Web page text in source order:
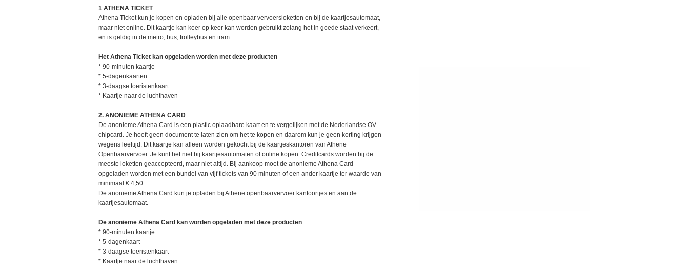
1 ATHENA TICKET
Athena Ticket kun je kopen en opladen bij alle openbaar vervoersloketten en bij de kaartjesautomaat,
maar niet online. Dit kaartje kan keer op keer kan worden gebruikt zolang het in goede staat verkeert,
en is geldig in de metro, bus, trolleybus en tram.
Het Athena Ticket kan opgeladen worden met deze producten
* 90-minuten kaartje
* 5-dagenkaarten
* 3-daagse toeristenkaart
* Kaartje naar de luchthaven
2. ANONIEME ATHENA CARD
De anonieme Athena Card is een plastic oplaadbare kaart en te vergelijken met de Nederlandse OV-
chipcard. Je hoeft geen document te laten zien om het te kopen en daarom kun je geen korting krijgen
wegens leeftijd. Dit kaartje kan alleen worden gekocht bij de kaartjeskantoren van Athene
Openbaarvervoer. Je kunt het niet bij kaartjesautomaten of online kopen. Creditcards worden bij de
meeste loketten geaccepteerd, maar niet altijd. Bij aankoop moet de anonieme Athena Card
opgeladen worden met een bundel van vijf tickets van 90 minuten of een ander kaartje ter waarde van
minimaal € 4,50.
De anonieme Athena Card kun je opladen bij Athene openbaarvervoer kantoortjes en aan de
kaartjesautomaat.
De anonieme Athena Card kan worden opgeladen met deze producten
* 90-minuten kaartje
* 5-dagenkaart
* 3-daagse toeristenkaart
* Kaartje naar de luchthaven